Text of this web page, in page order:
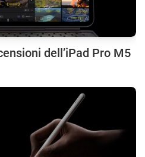
dell’iPad Pro M5